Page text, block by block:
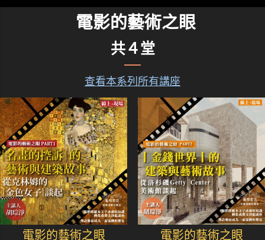
電影的藝術之眼
共４堂
查看本系列所有講座
電影的藝術之眼
電影的藝術之眼